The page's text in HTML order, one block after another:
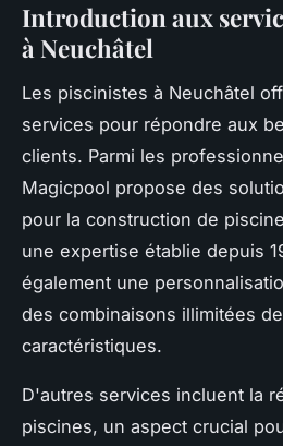
Introduction aux
à Neuchâtel
Les piscinistes à Neuchâtel
services pour répondre aux
clients. Parmi les
Magicpool propose des
pour la construction de
une expertise établie depuis
également une
des combinaisons illimitées
caractéristiques.
D'autres services incluent la
piscines, un aspect crucial